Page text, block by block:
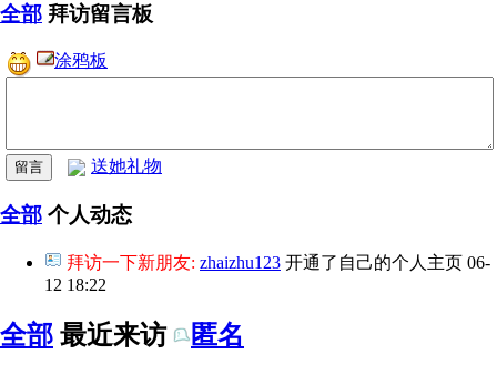
全部 拜访留言板
涂鸦板
送她礼物
全部 个人动态
拜访一下新朋友: zhaizhu123 开通了自己的个人主页 06-
12 18:22
全部 最近来访 匿名